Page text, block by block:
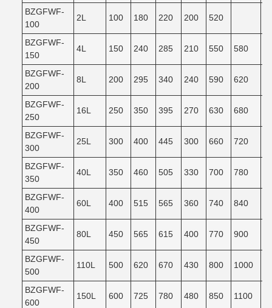
BZGFWF-
100
2L 100 180 220 200 520
BZGFWF-
150
4L 150 240 285 210 550 580
BZGFWF-
200
8L 200 295 340 240 590 620
BZGFWF-
250
16L 250 350 395 270 630 680
BZGFWF-
300
25L 300 400 445 300 660 720
BZGFWF-
350
40L 350 460 505 330 700 780
BZGFWF-
400
60L 400 515 565 360 740 840
BZGFWF-
450
80L 450 565 615 400 770 900
BZGFWF-
500
110L 500 620 670 430 800 1000
BZGFWF-
600
150L 600 725 780 480 850 1100